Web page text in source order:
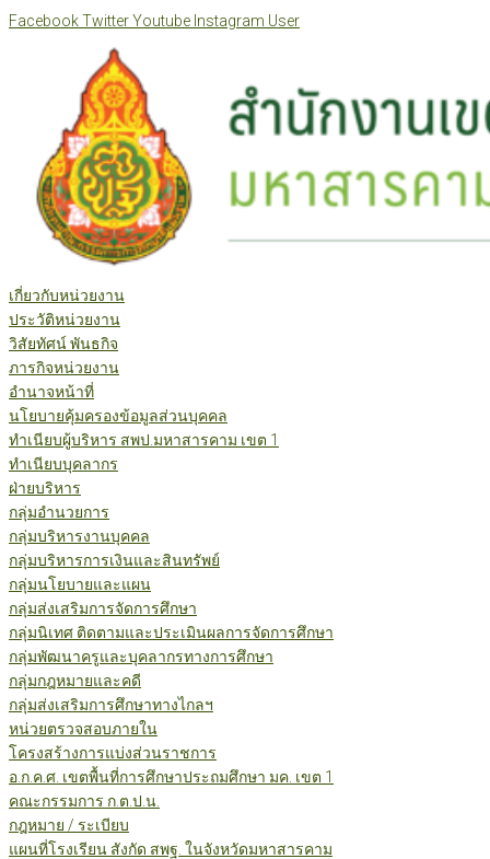
Skip
FacebookTwitterYoutube Instagram User
เกี่ยวกับหน่วยงาน
ประวัติหน่วยงาน
วิสัยทัศน์ พันธกิจ
ภารกิจหน่วยงาน
อำนาจหน้าที่
นโยบายคุ้มครองข้อมูลส่วนบุคคล
ทำเนียบผู้บริหาร สพป.มหาสารคาม เขต 1
ทำเนียบบุคลากร
ฝ่ายบริหาร
กลุ่มอำนวยการ
กลุ่มบริหารงานบุคคล
กลุ่มบริหารการเงินและสินทรัพย์
กลุ่มนโยบายและแผน
กลุ่มส่งเสริมการจัดการศึกษา
กลุ่มนิเทศ ติดตามและประเมินผลการจัดการศึกษา
กลุ่มพัฒนาครูและบุคลากรทางการศึกษา
กลุ่มกฎหมายและคดี
กลุ่มส่งเสริมการศึกษาทางไกลฯ
หน่วยตรวจสอบภายใน
โครงสร้างการแบ่งส่วนราชการ
อ.ก.ค.ศ. เขตพื้นที่การศึกษาประถมศึกษา มค. เขต 1
คณะกรรมการ ก.ต.ป.น.
กฎหมาย / ระเบียบ
แผนที่โรงเรียน สังกัด สพฐ. ในจังหวัดมหาสารคาม